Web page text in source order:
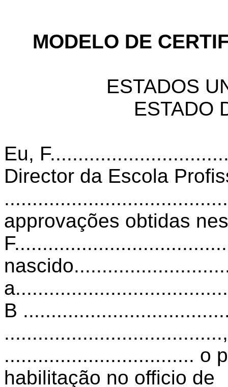
MODELO DE
ESTADOS
ESTADO
Eu,
Director da Escola
approvações obtidas
B
.................................. o
habilitação no officio de